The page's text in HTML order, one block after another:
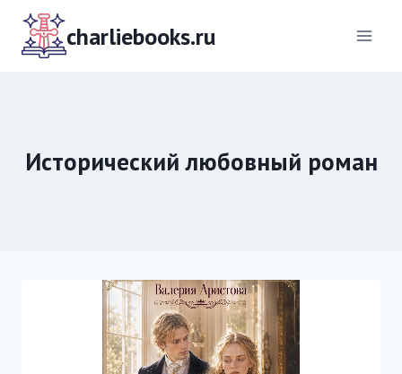
Перейти
содержимомуcharliebooks.ru
Исторический любовный роман